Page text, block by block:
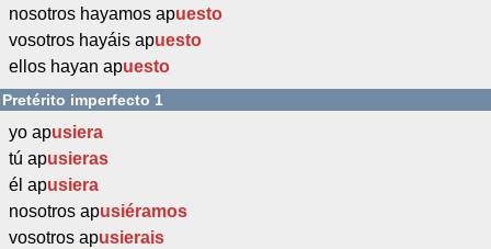
nosotros hayamos apuesto
vosotros hayáis apuesto
ellos hayan apuesto
Pretérito imperfecto 1
yo apusiera
tú apusieras
él apusiera
nosotros apusiéramos
vosotros apusierais